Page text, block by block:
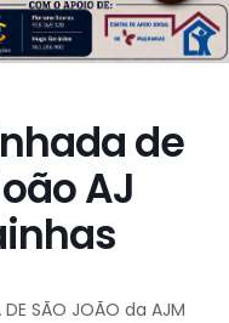
de
AJ
DE SÃO JOÃO da AJM